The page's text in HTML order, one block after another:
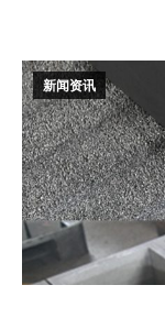
新闻资讯